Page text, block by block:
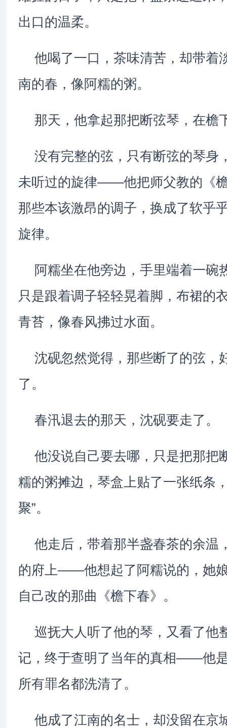
出口的温柔。
他喝了一口，茶味清苦，却带着
南的春，像阿糯的粥。
那天，他拿起那把断弦琴，在檐
没有完整的弦，只有断弦的琴身
未听过的旋律——他把师父教的《
那些本该激昂的调子，换成了软乎
旋律。
阿糯坐在他旁边，手里端着一碗
只是跟着调子轻轻晃着脚，布裙的
青苔，像春风拂过水面。
沈砚忽然觉得，那些断了的弦，
了。
春汛退去的那天，沈砚要走了。
他没说自己要去哪，只是把那把
糯的粥摊边，琴盒上贴了一张纸条
聚”。
他走后，带着那半盏春茶的余温
的府上——他想起了阿糯说的，她
自己改的那曲《檐下春》。
巡抚大人听了他的琴，又看了他
记，终于查明了当年的真相——他
所有罪名都洗清了。
他成了江南的名士，却没留在京